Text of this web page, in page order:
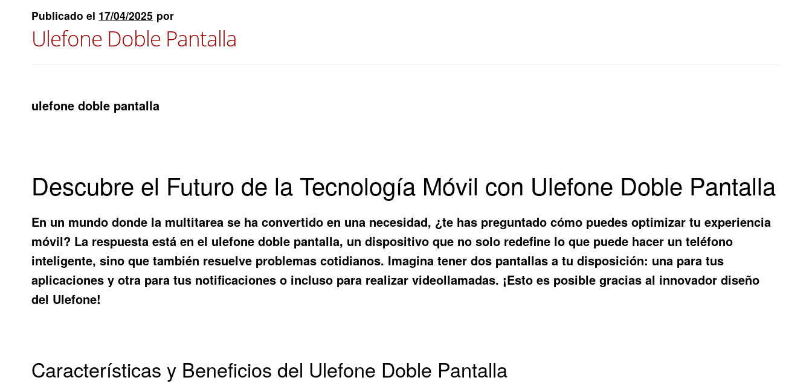
Publicado el 17/04/2025 por
Ulefone Doble Pantalla
ulefone doble pantalla
Descubre el Futuro de la Tecnología Móvil con Ulefone Doble Pantalla
En un mundo donde la multitarea se ha convertido en una necesidad, ¿te has preguntado cómo puedes optimizar tu experiencia
móvil? La respuesta está en el ulefone doble pantalla, un dispositivo que no solo redefine lo que puede hacer un teléfono
inteligente, sino que también resuelve problemas cotidianos. Imagina tener dos pantallas a tu disposición: una para tus
aplicaciones y otra para tus notificaciones o incluso para realizar videollamadas. ¡Esto es posible gracias al innovador diseño
del Ulefone!
Características y Beneficios del Ulefone Doble Pantalla